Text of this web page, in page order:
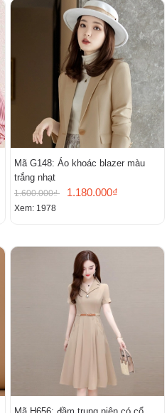
Mã G148: Áo khoác blazer màu
trắng nhạt
1.600.000₫ 1.180.000₫
Xem: 1978